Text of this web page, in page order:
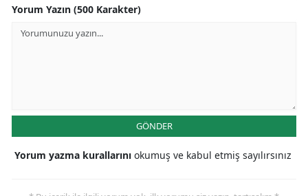
Yorum Yazın (500 Karakter)
GÖNDER
Yorum yazma kurallarını okumuş ve kabul etmiş sayılırsınız